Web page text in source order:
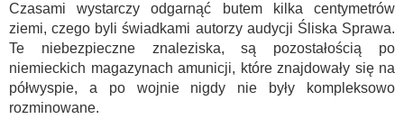
Czasami wystarczy odgarnąć butem kilka centymetrów
ziemi, czego byli świadkami autorzy audycji Śliska Sprawa.
Te niebezpieczne znaleziska, są pozostałością po
niemieckich magazynach amunicji, które znajdowały się na
półwyspie, a po wojnie nigdy nie były kompleksowo
rozminowane.